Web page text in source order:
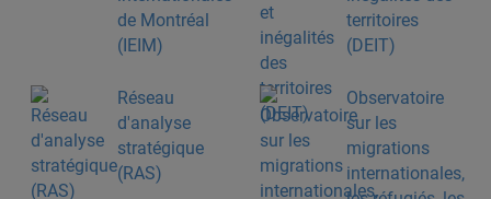
de Montréal
(IEIM)
territoires
(DEIT)
Réseau
d'analyse
stratégique
(RAS)
Observatoire
sur les
migrations
internationales,